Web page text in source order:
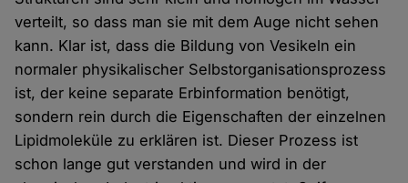
verteilt, so dass man sie mit dem Auge nicht sehen
kann. Klar ist, dass die Bildung von Vesikeln ein
normaler physikalischer Selbstorganisationsprozess
ist, der keine separate Erbinformation benötigt,
sondern rein durch die Eigenschaften der einzelnen
Lipidmoleküle zu erklären ist. Dieser Prozess ist
schon lange gut verstanden und wird in der